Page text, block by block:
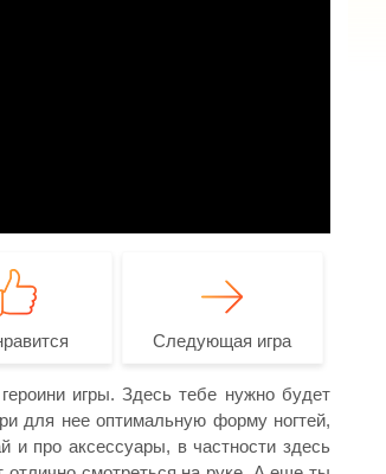
Следующая игра
игры. Здесь тебе нужно будет
для нее оптимальную форму ногтей,
и про аксессуары, в частности здесь